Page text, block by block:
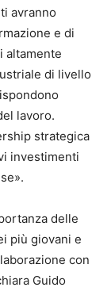
avranno
e di
altamente
di livello
lavoro.
strategica
investimenti
delle
più giovani e
con
Guido